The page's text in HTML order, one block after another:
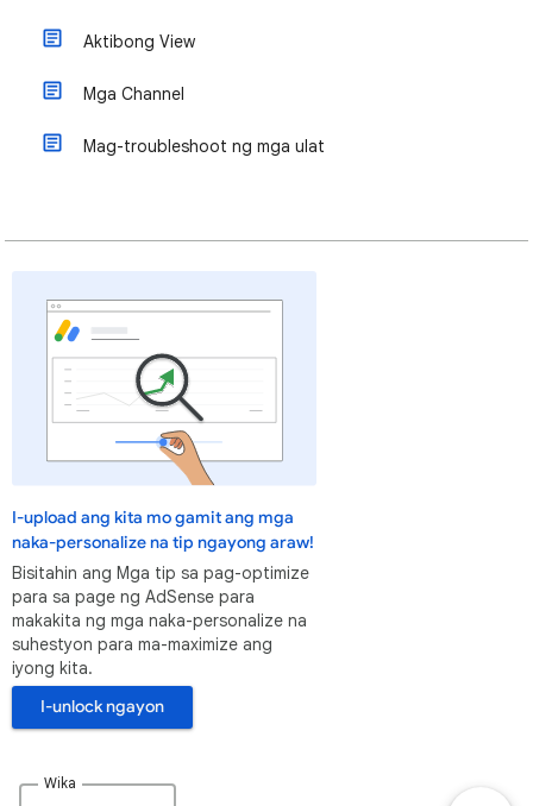
Aktibong View
Mga Channel
Mag-troubleshoot ng mga ulat
I-upload ang kita mo gamit ang mga
naka-personalize na tip ngayong araw!
Bisitahin ang Mga tip sa pag-optimize
para sa page ng AdSense para
makakita ng mga naka-personalize na
suhestyon para ma-maximize ang
iyong kita.
I-unlock ngayon
Wika